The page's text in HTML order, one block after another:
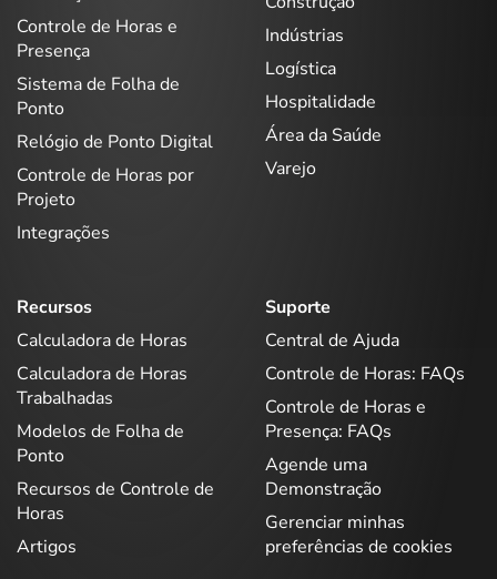
Controle de Horas e
Presença
Sistema de Folha de
Ponto
Relógio de Ponto Digital
Controle de Horas por
Projeto
Integrações
Indústrias
Logística
Hospitalidade
Área da Saúde
Varejo
Recursos
Calculadora de Horas
Calculadora de Horas
Trabalhadas
Modelos de Folha de
Ponto
Recursos de Controle de
Horas
Artigos
Suporte
Central de Ajuda
Controle de Horas: FAQs
Controle de Horas e
Presença: FAQs
Agende uma
Demonstração
Gerenciar minhas
preferências de cookies